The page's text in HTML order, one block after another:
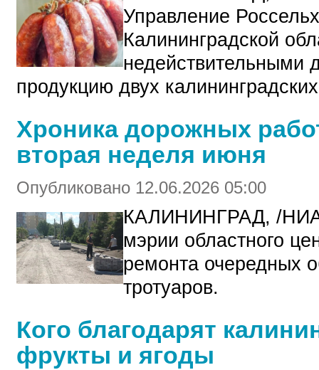
Управление
Калининградской
недействительными
продукцию двух
Хроника дорожных
вторая неделя июня
Опубликовано 12.06.2026 05:00
КАЛИНИНГРАД, /
мэрии областного
ремонта очередных
тротуаров.
Кого благодарят
фрукты и ягоды